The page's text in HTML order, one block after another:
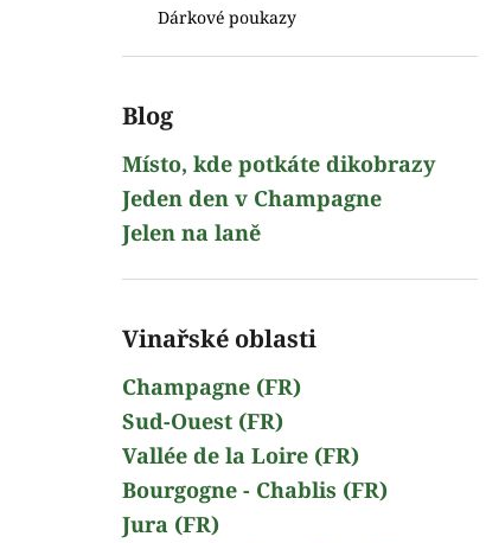
Dárkové poukazy
Blog
Místo, kde potkáte dikobrazy
Jeden den v Champagne
Jelen na laně
Vinařské oblasti
Champagne (FR)
Sud-Ouest (FR)
Vallée de la Loire (FR)
Bourgogne - Chablis (FR)
Jura (FR)